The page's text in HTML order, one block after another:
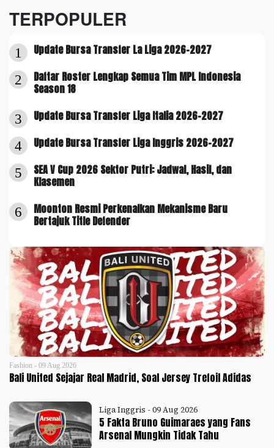
TERPOPULER
1 Update Bursa Transfer La Liga 2026-2027
2
Daftar Roster Lengkap Semua Tim MPL Indonesia
Season 18
3 Update Bursa Transfer Liga Italia 2026-2027
4 Update Bursa Transfer Liga Inggris 2026-2027
5
SEA V Cup 2026 Sektor Putri: Jadwal, Hasil, dan
Klasemen
6
Moonton Resmi Perkenalkan Mekanisme Baru
Bertajuk Title Defender
Fashion - 09 Aug 2026
Bali United Sejajar Real Madrid, Soal Jersey Trefoil Adidas
Liga Inggris - 09 Aug 2026
5 Fakta Bruno Guimaraes yang Fans
Arsenal Mungkin Tidak Tahu